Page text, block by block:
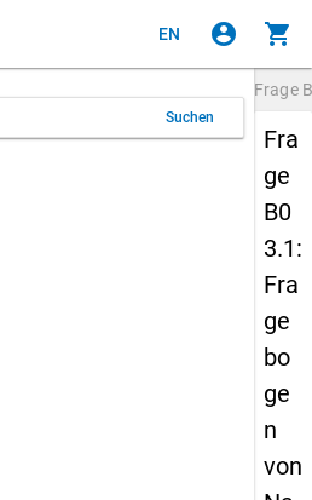
EN account_circle shopping_cart
Suchen
Frage
Fra
ge
B0
3.1:
Fra
ge
bo
ge
n
von